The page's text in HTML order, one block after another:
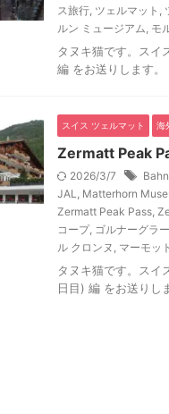
ス旅行, ツェルマット ,
ルン ミュージアム, モ
タヌキ猫です。ス
編 をお送りします
スイス ツェルマット 海
Zermatt Peak
2026/3/7
JAL, Matterhorn
Zermatt Peak Pass,
コープ, ゴルナーグラ
ル クロンヌ , マーモッ
タヌキ猫です。ス
日目) 編 をお送り